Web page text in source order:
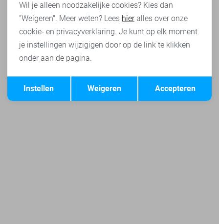
Terug Opslaan
Wil je alleen noodzakelijke cookies? Kies dan
"Weigeren". Meer weten? Lees hieralles over onze
cookie- en privacyverklaring. Je kunt op elk moment
je instellingen wijzigigen door op de link te klikken
onder aan de pagina.
Accepteren
Weigeren
Instellen